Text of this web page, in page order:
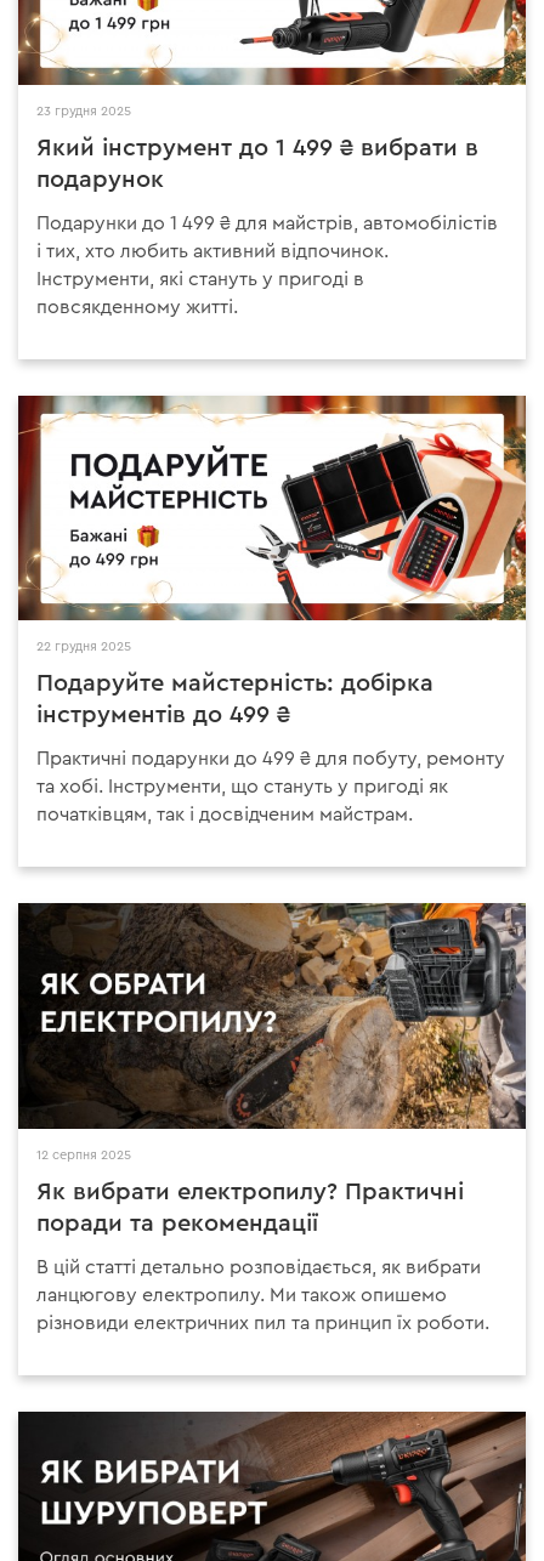
23 грудня 2025
Який інструмент до 1 499 ₴ вибрати в
подарунок
Подарунки до 1 499 ₴ для майстрів, автомобілістів
і тих, хто любить активний відпочинок.
Інструменти, які стануть у пригоді в
повсякденному житті.
22 грудня 2025
Подаруйте майстерність: добірка
інструментів до 499 ₴
Практичні подарунки до 499 ₴ для побуту, ремонту
та хобі. Інструменти, що стануть у пригоді як
початківцям, так і досвідченим майстрам.
12 серпня 2025
Як вибрати електропилу? Практичні
поради та рекомендації
В цій статті детально розповідається, як вибрати
ланцюгову електропилу. Ми також опишемо
різновиди електричних пил та принцип їх роботи.